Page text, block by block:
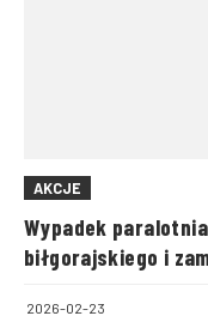
AKCJE
Wypadek
biłgorajskiego i
2026-02-23